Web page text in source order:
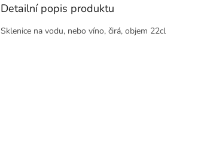
Detailní popis produktu
Sklenice na vodu, nebo víno, čirá, objem 22cl